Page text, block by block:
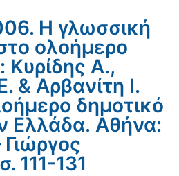
Η γλωσσική
ολοήμερο
Κυρίδης Α.,
& Αρβανίτη Ι.
δημοτικό
Ελλάδα. Αθήνα:
111-131